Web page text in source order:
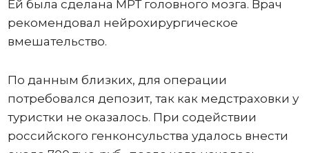
Ей была сделана МРТ головного мозга. Врач
рекомендовал нейрохирургическое
вмешательство.
По данным близких, для операции
потребовался депозит, так как медстраховки у
туристки не оказалось. При содействии
российского генконсульства удалось внести